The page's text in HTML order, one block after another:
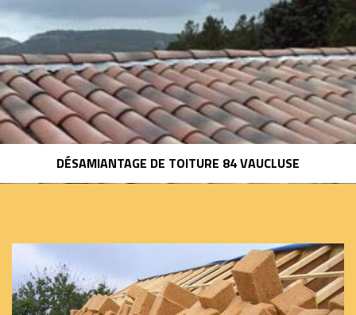
DÉSAMIANTAGE DE TOITURE 84 VAUCLUSE